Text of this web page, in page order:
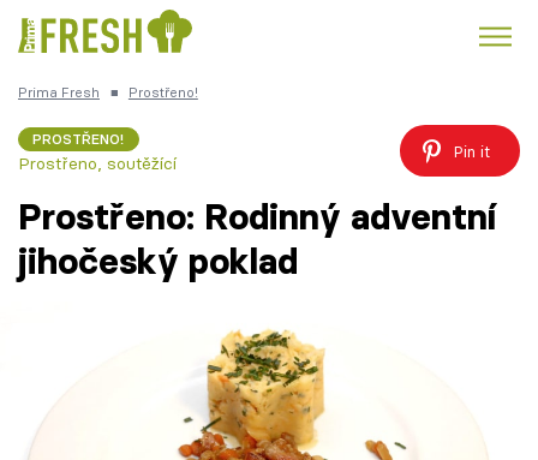
Česká kuchyně
Prima Fresh ■ Prostřeno!
PROSTŘENO!
Prostřeno, soutěžící
Pin it
Prostřeno: Rodinný adventní
jihočeský poklad